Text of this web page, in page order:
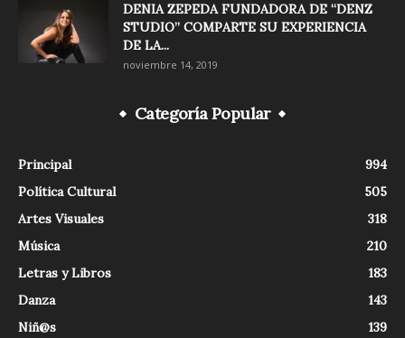
DENIA ZEPEDA FUNDADORA DE “DENZ
STUDIO” COMPARTE SU EXPERIENCIA
DE LA...
noviembre 14, 2019
Categoría Popular
Principal
994
Política Cultural
505
Artes Visuales
318
Música
210
Letras y Libros
183
Danza
143
Niñ@s
139